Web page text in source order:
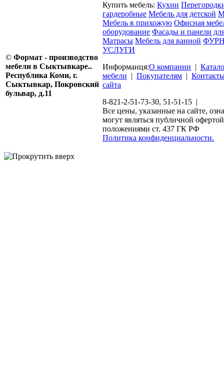
© Формат - производство
мебели в Сыктывкаре..
Республика Коми, г.
Сыктывкар, Покровский
бульвар, д.11
Купить мебель: Кухни
гардеробные Мебель для детской
Мебель в прихожую Офисная
оборудование Фасады и панели
Матрасы Мебель для ванной
УСЛУГИ
Информаиця:О компании |
мебели | Покупателям |
сайта
8-821-2-51-73-30, 51-51-15 |
Все цены, указанные на сайте,
могут являться публичной
положениями ст. 437 ГК РФ
Политика конфиденциальности.